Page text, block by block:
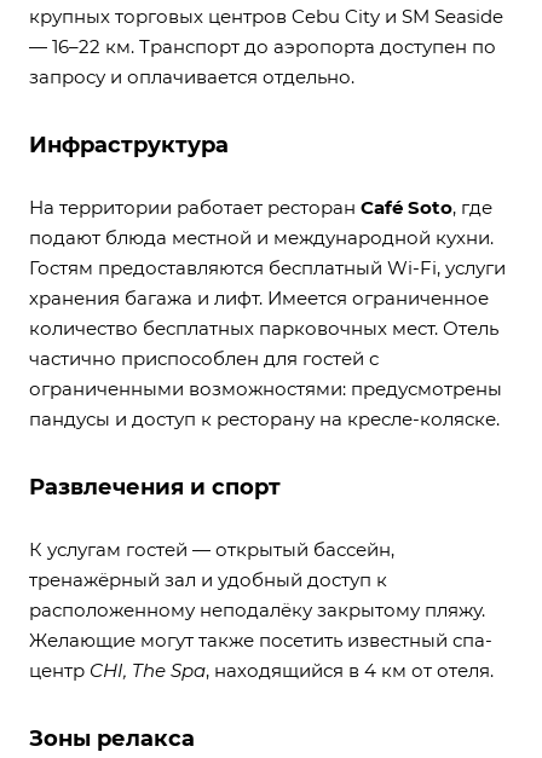
крупных торговых центров Cebu City и SM Seaside
— 16–22 км. Транспорт до аэропорта доступен по
запросу и оплачивается отдельно.
Инфраструктура
На территории работает ресторан Café Soto, где
подают блюда местной и международной кухни.
Гостям предоставляются бесплатный Wi-Fi, услуги
хранения багажа и лифт. Имеется ограниченное
количество бесплатных парковочных мест. Отель
частично приспособлен для гостей с
ограниченными возможностями: предусмотрены
пандусы и доступ к ресторану на кресле-коляске.
Развлечения и спорт
К услугам гостей — открытый бассейн,
тренажёрный зал и удобный доступ к
расположенному неподалёку закрытому пляжу.
Желающие могут также посетить известный спа-
центр CHI, The Spa, находящийся в 4 км от отеля.
Зоны релакса